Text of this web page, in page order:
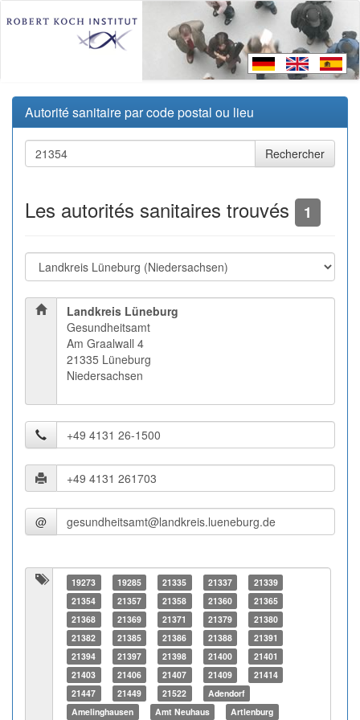
Autorité sanitaire par code postal ou lieu
Les autorités sanitaires trouvés 1
Landkreis Lüneburg
Gesundheitsamt
Am Graalwall 4
21335 Lüneburg
Niedersachsen
@
19273 19285 21335 21337
21339
21354
21357 21358 21360
21365
21368
21369 21371 21379
21380
21382
21385 21386 21388
21391
21394
21397 21398 21400
21401
21403
21406 21407 21409
21414
21447
21449 21522
Adendorf
Amelinghausen
Amt Neuhaus Artlenburg